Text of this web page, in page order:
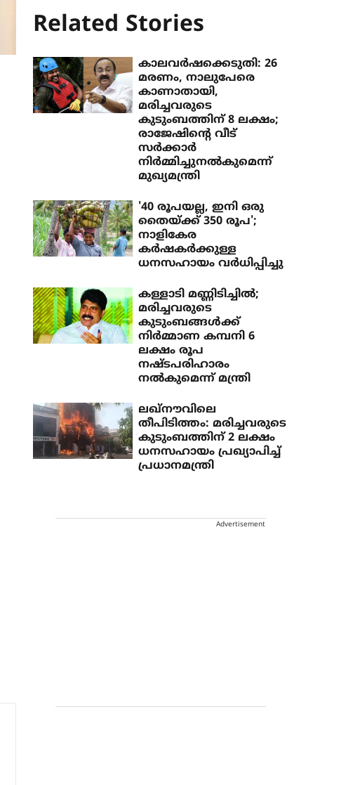
Related Stories
കാലവര്‍ഷക്കെടുതി: 26
മരണം, നാലുപേരെ
കാണാതായി,
മരിച്ചവരുടെ
കുടുംബത്തിന് 8 ലക്ഷം;
രാജേഷിന്റെ വീട്
സര്‍ക്കാര്‍
നിര്‍മ്മിച്ചുനല്‍കുമെന്ന്
മുഖ്യമന്ത്രി
'40 രൂപയല്ല, ഇനി ഒരു
തൈയ്ക്ക് 350 രൂപ';
നാളികേര
കർഷകർക്കുള്ള
ധനസഹായം വർധിപ്പിച്ചു
കള്ളാടി മണ്ണിടിച്ചില്‍;
മരിച്ചവരുടെ
കുടുംബങ്ങള്‍ക്ക്
നിര്‍മ്മാണ കമ്പനി 6
ലക്ഷം രൂപ
നഷ്ടപരിഹാരം
നല്‍കുമെന്ന് മന്ത്രി
ലഖ്‌നൗവിലെ
തീപിടിത്തം: മരിച്ചവരുടെ
കുടുംബത്തിന് 2 ലക്ഷം
ധനസഹായം പ്രഖ്യാപിച്ച്
പ്രധാനമന്ത്രി
Advertisement